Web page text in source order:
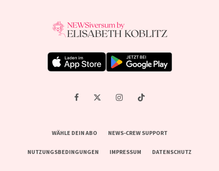
WÄHLE DEIN ABO NEWS-CREW SUPPORT
NUTZUNGSBEDINGUNGEN IMPRESSUM DATENSCHUTZ